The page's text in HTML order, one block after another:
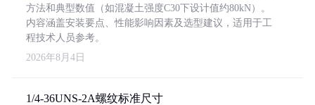
方法和典型数值（如混凝土强度C30下设计值约80kN）。
内容涵盖安装要点、性能影响因素及选型建议，适用于工
程技术人员参考。
2026年8月4日
1/4-36UNS-2A螺纹标准尺寸